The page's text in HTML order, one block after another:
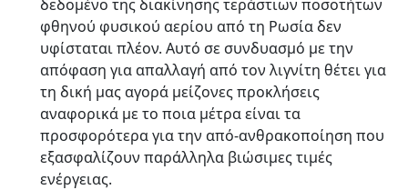
δεδομένο της διακίνησης τεράστιων ποσοτήτων
φθηνού φυσικού αερίου από τη Ρωσία δεν
υφίσταται πλέον. Αυτό σε συνδυασμό με την
απόφαση για απαλλαγή από τον λιγνίτη θέτει για
τη δική μας αγορά μείζονες προκλήσεις
αναφορικά με το ποια μέτρα είναι τα
προσφορότερα για την από-ανθρακοποίηση που
εξασφαλίζουν παράλληλα βιώσιμες τιμές
ενέργειας.